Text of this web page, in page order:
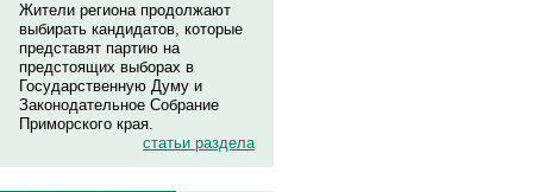
Жители региона продолжают
выбирать кандидатов, которые
представят партию на
предстоящих выборах в
Государственную Думу и
Законодательное Собрание
Приморского края.
статьи раздела